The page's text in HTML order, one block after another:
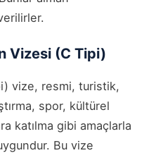
Vizesi (C Tipi)
vize, resmi, turistik,
spor, kültürel
katılma gibi amaçlarla
Bu vize